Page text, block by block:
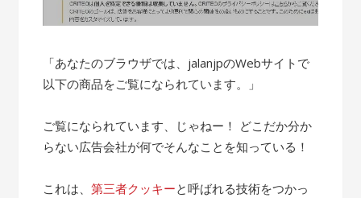
「あなたのブラウザでは、jalanjpのWebサイトで
以下の商品をご覧になられています。」
ご覧になられています、じゃねー！ どこだか分か
らない広告会社が何でそんなことを知っている！
これは、第三者クッキーと呼ばれる技術をつかっ